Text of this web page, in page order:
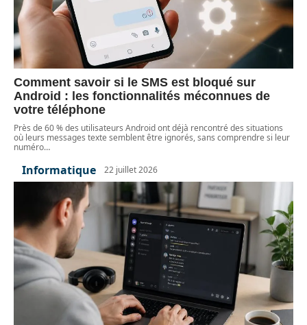
Comment savoir si le SMS est bloqué sur
Android : les fonctionnalités méconnues de
votre téléphone
Près de 60 % des utilisateurs Android ont déjà rencontré des situations
où leurs messages texte semblent être ignorés, sans comprendre si leur
numéro…
Informatique 22 juillet 2026